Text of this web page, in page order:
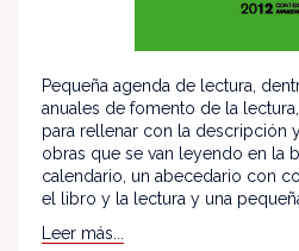
Pequeña agenda de lectura,
anuales de fomento de la
para rellenar con la descripción
obras que se van leyendo en la
calendario, un abecedario con
el libro y la lectura y una
Leer más...